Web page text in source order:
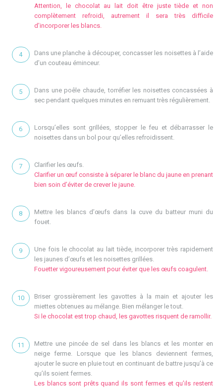
Attention, le chocolat au lait doit être juste tiède et non
complètement refroidi, autrement il sera très difficile
d’incorporer les blancs.
Dans une planche à découper, concasser les noisettes à l’aide
d’un couteau éminceur.
Dans une poêle chaude, torréfier les noisettes concassées à
sec pendant quelques minutes en remuant très régulièrement.
Lorsqu’elles sont grillées, stopper le feu et débarrasser le
noisettes dans un bol pour qu’elles refroidissent.
Clarifier les œufs.
Clarifier un œuf consiste à séparer le blanc du jaune en prenant
bien soin d’éviter de crever le jaune.
Mettre les blancs d’œufs dans la cuve du batteur muni du
fouet.
Une fois le chocolat au lait tiède, incorporer très rapidement
les jaunes d’œufs et les noisettes grillées.
Fouetter vigoureusement pour éviter que les œufs coagulent.
Briser grossièrement les gavottes à la main et ajouter les
miettes obtenues au mélange. Bien mélanger le tout.
Si le chocolat est trop chaud, les gavottes risquent de ramollir.
Mettre une pincée de sel dans les blancs et les monter en
neige ferme. Lorsque que les blancs deviennent fermes,
ajouter le sucre en pluie tout en continuant de battre jusqu’à ce
qu’ils soient fermes.
Les blancs sont prêts quand ils sont fermes et qu’ils restent